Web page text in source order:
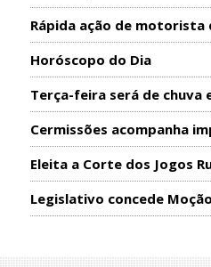
Rápida ação de
Horóscopo do Dia
Terça-feira será de chuva
Cermissões acompanha
Eleita a Corte dos Jogos
Legislativo concede